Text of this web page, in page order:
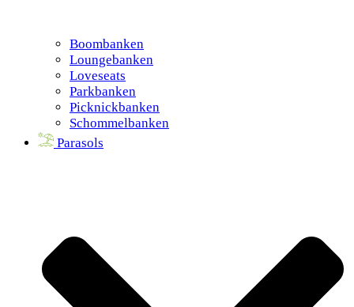
Boombanken
Loungebanken
Loveseats
Parkbanken
Picknickbanken
Schommelbanken
Parasols